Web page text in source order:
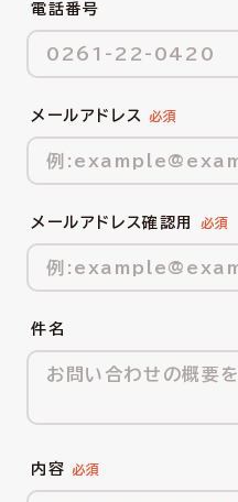
電話番号
メールアドレス
メールアドレス確認用
件名
内容